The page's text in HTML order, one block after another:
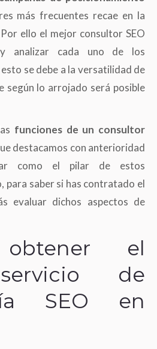
más frecuentes recae en la
ello el mejor consultor SEO
analizar cada uno de los
se debe a la versatilidad de
según lo arrojado será posible
funciones de un consultor
destacamos con anterioridad
como el pilar de estos
para saber si has contratado el
evaluar dichos aspectos de
obtener el
de
SEO en